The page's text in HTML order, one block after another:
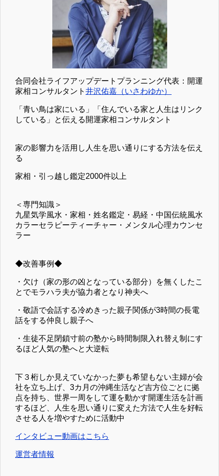
合同会社ライフアップデートプランニング代表：開運
家相コンサルタント 井沢佑嘉（いさわゆか）
「青い鳥は家にいる」「住んでいる家と人生はリンク
している」と伝える開運家相コンサルタント
家の影響力を活用し人生を思い通りにする方法を伝え
る
家相・引っ越し鑑定2000件以上
＜専門知識＞
九星気学風水・家相・姓名鑑定・易経・中国伝統風水
カラーセラピーティーチャー・メンタル心理カウンセ
ラー
◆改善事例◆
・欠け（家の形の凶となっている部分）を無くしたこ
とでモラハラ夫が協力者となり神夫へ
・敬語で会話する冷めきった親子関係が3時間の長電
話をする仲良し親子へ
・生徒不足閉鎖寸前の塾から時間制限入れ替え制にす
るほど人気の塾へと大逆転
下３桁しか見えていなかった夢も希望もない主婦が会
社を立ち上げ、3カ月の沖縄生活など吉方位ごとに拠
点を持ち、世界一周をして運を動かす開運生活を計画
するほど、人生を思い通りに変えた方法で人生を好転
させる人を増やすために活動中
インタビュー動画はこちら
運営者情報